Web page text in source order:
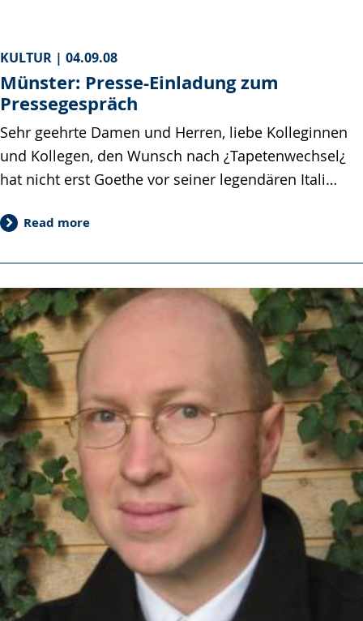
KULTUR | 04.09.08
Münster: Presse-Einladung zum
Pressegespräch
Sehr geehrte Damen und Herren, liebe Kolleginnen
und Kollegen, den Wunsch nach ¿Tapetenwechsel¿
hat nicht erst Goethe vor seiner legendären Itali…
Read more